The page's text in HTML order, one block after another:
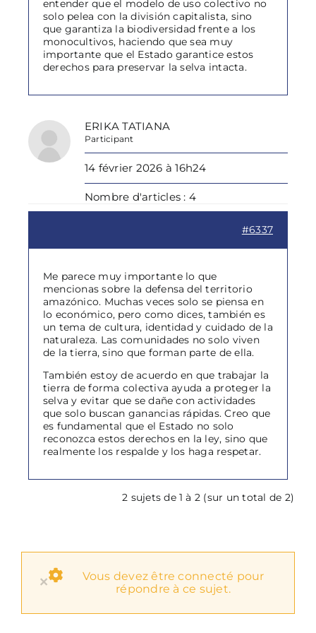
entender que el modelo de uso colectivo no
solo pelea con la división capitalista, sino
que garantiza la biodiversidad frente a los
monocultivos, haciendo que sea muy
importante que el Estado garantice estos
derechos para preservar la selva intacta.
ERIKA TATIANA
Participant
14 février 2026 à 16h24
Nombre d'articles : 4
#6337
Me parece muy importante lo que
mencionas sobre la defensa del territorio
amazónico. Muchas veces solo se piensa en
lo económico, pero como dices, también es
un tema de cultura, identidad y cuidado de la
naturaleza. Las comunidades no solo viven
de la tierra, sino que forman parte de ella.
También estoy de acuerdo en que trabajar la
tierra de forma colectiva ayuda a proteger la
selva y evitar que se dañe con actividades
que solo buscan ganancias rápidas. Creo que
es fundamental que el Estado no solo
reconozca estos derechos en la ley, sino que
realmente los respalde y los haga respetar.
2 sujets de 1 à 2 (sur un total de 2)
×
Vous devez être connecté pour
répondre à ce sujet.